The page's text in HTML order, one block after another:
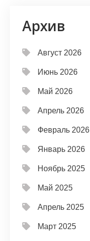
Архив
Август 2026
Июнь 2026
Май 2026
Апрель 2026
Февраль 2026
Январь 2026
Ноябрь 2025
Май 2025
Апрель 2025
Март 2025